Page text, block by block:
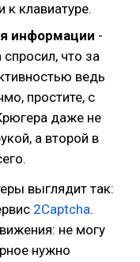
к клавиатуре.
информации -
что за
ведь
простите, с
даже не
а второй в
выглядит так:
2Captcha.
не могу
нужно